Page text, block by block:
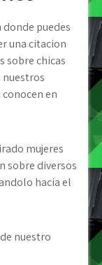
puedes
una citacion
sobre chicas
nuestros
en
mujeres
sobre diversos
hacia el
nuestro